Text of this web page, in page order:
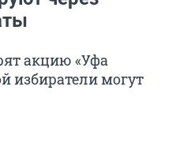
акцию «Уфа
избиратели могут